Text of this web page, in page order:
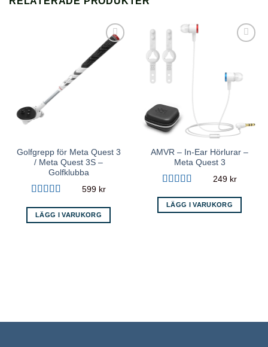
olika
produktsidan
Lägg till i
önskelista
Golfgrepp för Meta Quest 3
/ Meta Quest 3S –
Golfklubba
3.71av 5
599 kr
LÄGG I VARUKORG
AMVR – In-Ear Hörlurar –
Meta Quest 3
4av 5
249 kr
LÄGG I VARUKORG